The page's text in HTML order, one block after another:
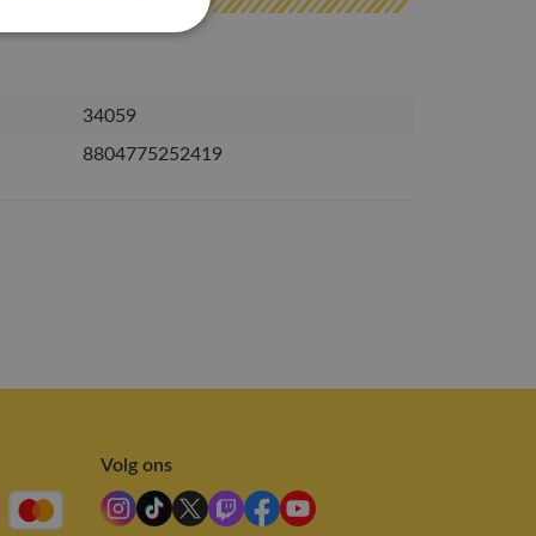
34059
8804775252419
Volg ons